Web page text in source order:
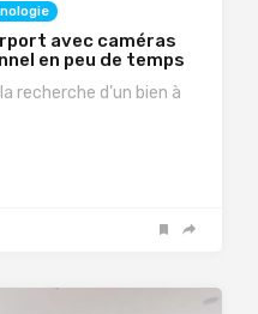
avec caméras
en peu de temps
recherche d’un bien à